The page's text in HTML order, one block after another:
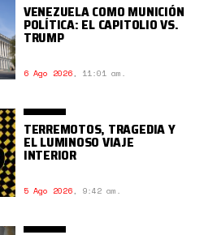
VENEZUELA COMO MUNICIÓN
POLÍTICA: EL CAPITOLIO VS.
TRUMP
6 Ago 2026, 11:01 am.
TERREMOTOS, TRAGEDIA Y
EL LUMINOSO VIAJE
INTERIOR
5 Ago 2026, 9:42 am.